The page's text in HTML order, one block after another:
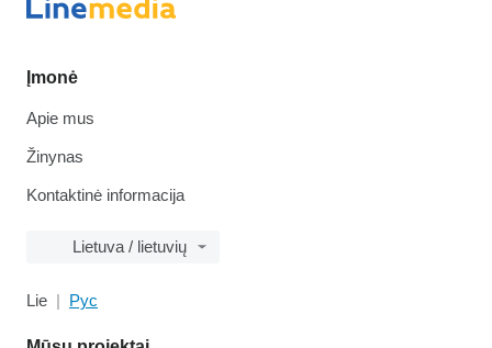
Įmonė
Apie mus
Žinynas
Kontaktinė informacija
Lietuva / lietuvių
Lie Рус